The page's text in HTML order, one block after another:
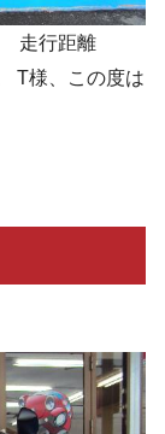
走行距離
T様、この度は